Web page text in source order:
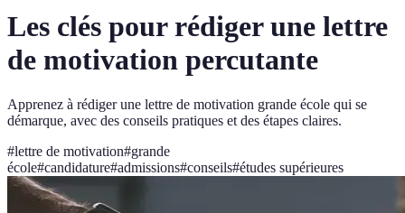
Les clés pour rédiger une lettre
de motivation percutante
Apprenez à rédiger une lettre de motivation grande école qui se
démarque, avec des conseils pratiques et des étapes claires.
#lettre de motivation#grande
école#candidature#admissions#conseils#études supérieures